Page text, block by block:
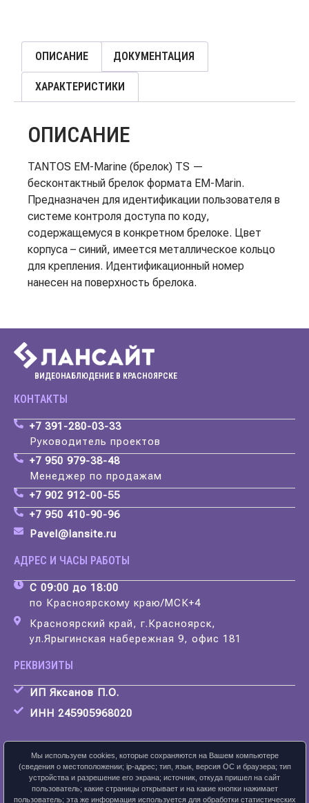
ОПИСАНИЕ ДОКУМЕНТАЦИЯ
ХАРАКТЕРИСТИКИ
ОПИСАНИЕ
TANTOS EM-Marine (брелок) TS —
бесконтактный брелок формата EM-Marin.
Предназначен для идентификации пользователя в
системе контроля доступа по коду,
содержащемуся в конкретном брелоке. Цвет
корпуса – синий, имеется металлическое кольцо
для крепления. Идентификационный номер
нанесен на поверхность брелока.
ВИДЕОНАБЛЮДЕНИЕ В КРАСНОЯРСКЕ
КОНТАКТЫ
+7 391-280-03-33
Руководитель проектов
+7 950 979-38-48
Менеджер по продажам
+7 902 912-00-55
+7 950 410-90-96
Pavel@lansite.ru
АДРЕС И ЧАСЫ РАБОТЫ
С 09:00 до 18:00
по Красноярскому краю/МСК+4
Красноярский край, г.Красноярск,
ул.Ярыгинская набережная 9, офис 181
РЕКВИЗИТЫ
ИП Яксанов П.О.
ИНН 245905968020
Скачать карточку предприятия
Мы используем cookies, которые сохраняются на Вашем компьютере
(сведения о местоположении; ip-адрес; тип, язык, версия ОС и браузера; тип
устройства и разрешение его экрана; источник, откуда пришел на сайт
пользователь; какие страницы открывает и на какие кнопки нажимает
пользователь; эта же информация используется для обработки статистических